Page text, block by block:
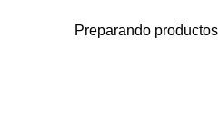
Preparando productos